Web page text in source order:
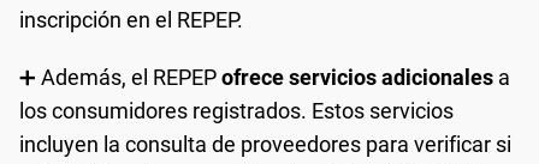
inscripción en el REPEP.
➕ Además, el REPEPofrece servicios adicionales a
los consumidores registrados. Estos servicios
incluyen la consulta de proveedores para verificar si